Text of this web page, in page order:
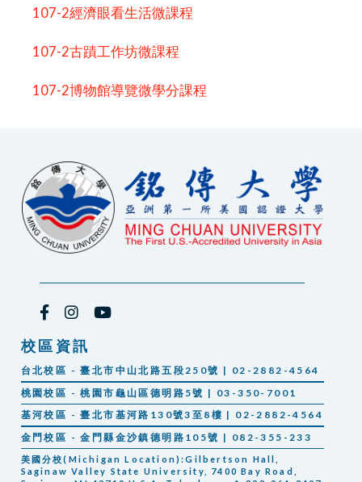
107-2經濟眼看生活微課程
107-2古蹟工作坊微課程
107-2博物館導覽微學分課程
校區資訊
台北校區 - 臺北市中山北路五段250號 | 02-2882-4564
桃園校區 - 桃園市龜山區德明路5號 | 03-350-7001
基河校區 - 臺北市基河路130號3至8樓 | 02-2882-4564
金門校區 - 金門縣金沙鎮德明路105號 | 082-355-233
美國分校(Michigan Location):Gilbertson Hall,
Saginaw Valley State University, 7400 Bay Road,